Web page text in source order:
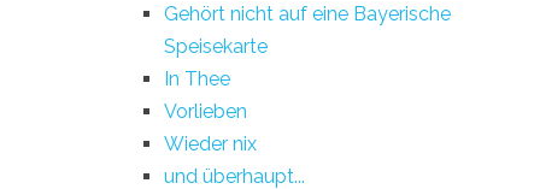
Gehört nicht auf eine Bayerische
Speisekarte
In Thee
Vorlieben
Wieder nix
und überhaupt...